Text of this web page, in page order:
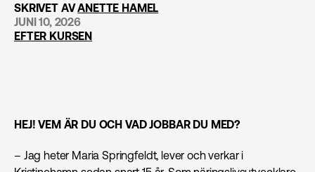
SKRIVET AVANETTE HAMEL
JUNI 10, 2026
EFTER KURSEN
HEJ! VEM ÄR DU OCH VAD JOBBAR DU MED?
– Jag heter Maria Springfeldt, lever och verkar i